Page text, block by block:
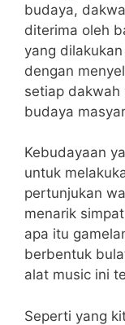
budaya,
diterima oleh
yang
dengan
setiap dakwah
budaya
Kebudayaan
untuk
pertunjukan
menarik
apa itu
berbentuk
alat music ini
Seperti yang